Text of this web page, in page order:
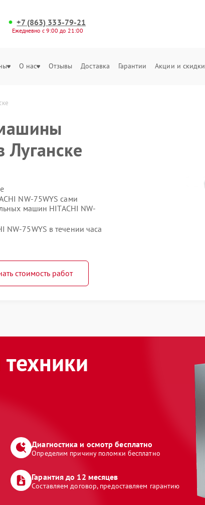
+7 (863) 333-79-21
Ежедневно с 9:00 до 21:00
О нас Отзывы Доставка Гарантии Акции и скидки
Луганске
NW-75WYS сами
машин HITACHI NW-
75WYS в течении часа
стоимость работ
Диагностика и осмотр бесплатно
Определим причину поломки бесплатно
Гарантия до 12 месяцев
Составляем договор, предоставляем гарантию